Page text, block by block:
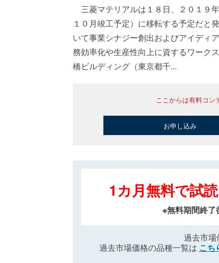
三菱マテリアルは１８日、２０１９
１０月竣工予定）に移転する予定だと
いて事業シナジー創出およびアイディ
務効率化や生産性向上に資するワー
橋ビルディング（東京都千...
ここからは有料コン
お申し込み
1カ月無料で試
※無料期間終
過去市場
過去市場価格の品種一覧は こち